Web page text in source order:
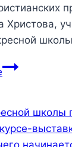
патриарха
Московского
В
школе
подведены